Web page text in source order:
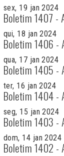
sex, 19 jan 2024
Boletim 1407 -
qui, 18 jan 2024
Boletim 1406 -
qua, 17 jan 2024
Boletim 1405 -
ter, 16 jan 2024
Boletim 1404 -
seg, 15 jan 2024
Boletim 1403 -
dom, 14 jan 2024
Boletim 1402 -